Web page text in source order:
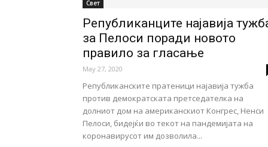
Свет
Републиканците најавија
за Пелоси поради новото
правило за гласање
May 27, 2020
Републиканските пратеници најавија тужба
против демократската претседателка на
долниот дом на американскиот Конгрес, Ненси
Пелоси, бидејќи во текот на пандемијата на
коронавирусот им дозволила...